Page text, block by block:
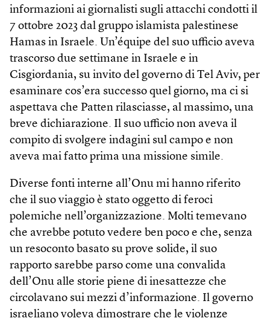
informazioni ai giornalisti sugli attacchi condotti il
7 ottobre 2023 dal gruppo islamista palestinese
Hamas in Israele. Un’équipe del suo ufficio aveva
trascorso due settimane in Israele e in
Cisgiordania, su invito del governo di Tel Aviv, per
esaminare cos’era successo quel giorno, ma ci si
aspettava che Patten rilasciasse, al massimo, una
breve dichiarazione. Il suo ufficio non aveva il
compito di svolgere indagini sul campo e non
aveva mai fatto prima una missione simile.
Diverse fonti interne all’Onu mi hanno riferito
che il suo viaggio è stato oggetto di feroci
polemiche nell’organizzazione. Molti temevano
che avrebbe potuto vedere ben poco e che, senza
un resoconto basato su prove solide, il suo
rapporto sarebbe parso come una convalida
dell’Onu alle storie piene di inesattezze che
circolavano sui mezzi d’informazione. Il governo
israeliano voleva dimostrare che le violenze